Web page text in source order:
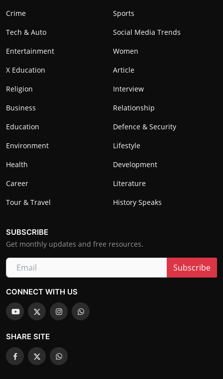
Crime
Sports
Tech & Auto
Social Media Trends
Entertainment
Women
X Education
Article
Religion
Interview
Business
Relationship
Education
Defence & Security
Environment
Lifestyle
Health
Development
Career
Literature
Tour & Travel
History Speaks
SUBSCRIBE
Get monthly updates and free resources.
Subscribe
CONNECT WITH US
SHARE SITE